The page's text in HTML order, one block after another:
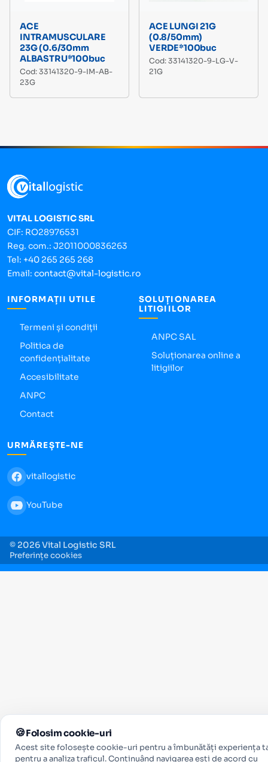
ACE
INTRAMUSCULARE
23G (0.6/30mm
ALBASTRU*100buc
Cod: 33141320-9-IM-AB-
23G
ACE LUNGI 21G
(0.8/50mm)
VERDE*100buc
Cod: 33141320-9-LG-V-
21G
VITAL LOGISTIC SRL
CIF: RO28976531
Reg. com.: J2011000836263
Tel: +40 265 265 268
Email: contact@vital-logistic.ro
INFORMAȚII UTILE
Termeni și condiții
Politica de
confidențialitate
Accesibilitate
ANPC
Contact
SOLUȚIONAREA
LITIGIILOR
ANPC SAL
Soluționarea online a
litigiilor
URMĂREȘTE-NE
vitallogistic
YouTube
© 2026 Vital Logistic SRL
Preferințe cookies
Folosim cookie-uri
Acest site folosește cookie-uri pentru a îmbunătăți experiența
pentru a analiza traficul. Continuând navigarea ești de acord cu